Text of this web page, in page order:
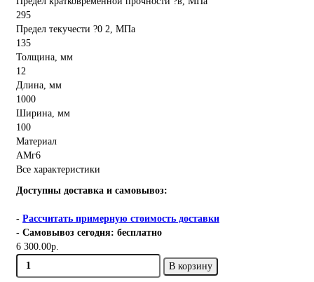
295
Предел текучести ?0 2, МПа
135
Толщина, мм
12
Длина, мм
1000
Ширина, мм
100
Материал
АМг6
Все характеристики
Доступны доставка и самовывоз:
- Рассчитать примерную стоимость доставки
- Самовывоз сегодня: бесплатно
6 300.00р.
В корзину